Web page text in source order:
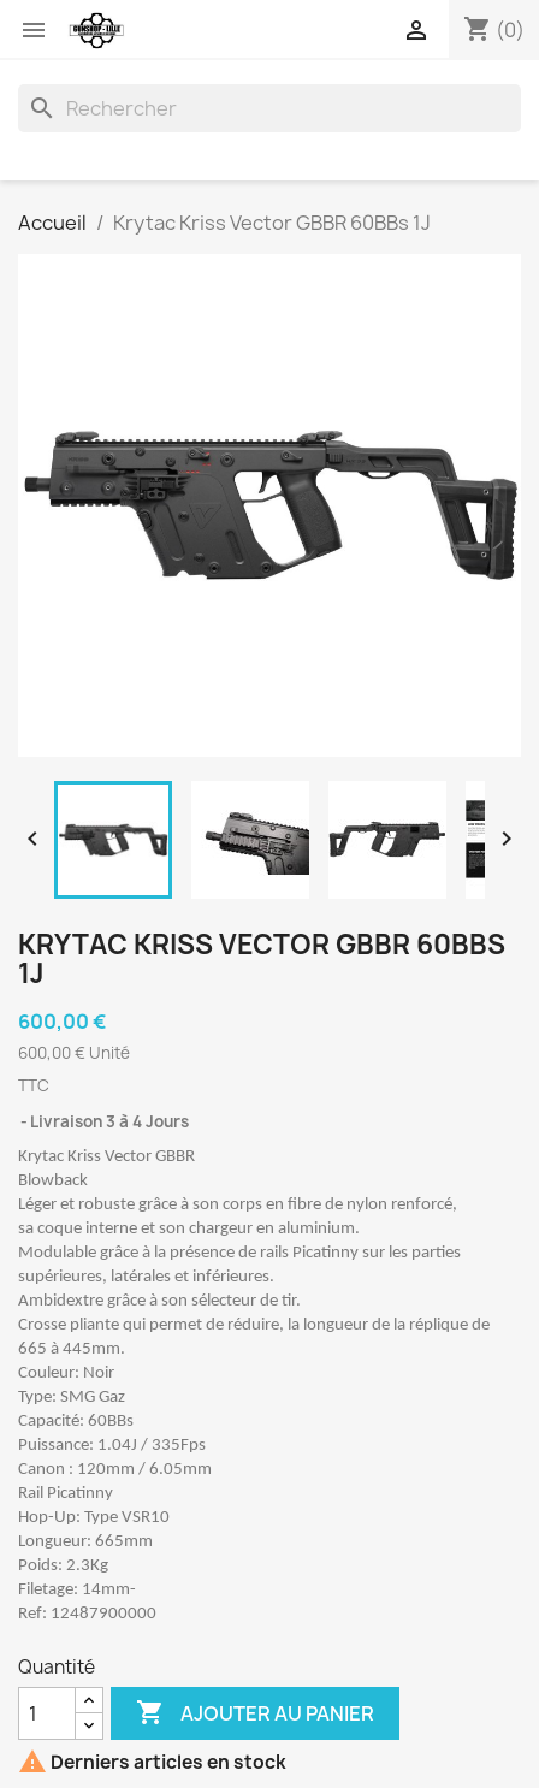
 shopping_cart (0)

search
Accueil Krytac Kriss Vector GBBR 60BBs 1J
 
KRYTAC KRISS VECTOR GBBR 60BBS
1J
600,00 €
600,00 € Unité
TTC
Livraison 3 à 4 Jours
Krytac Kriss Vector GBBR
Blowback
Léger et robuste grâce à son corps en fibre de nylon renforcé,
sa coque interne et son chargeur en aluminium.
Modulable grâce à la présence de rails Picatinny sur les parties
supérieures, latérales et inférieures.
Ambidextre grâce à son sélecteur de tir.
Crosse pliante qui permet de réduire, la longueur de la réplique de
665 à 445mm.
Couleur: Noir
Type: SMG Gaz
Capacité: 60BBs
Puissance: 1.04J / 335Fps
Canon : 120mm / 6.05mm
Rail Picatinny
Hop-Up: Type VSR10
Longueur: 665mm
Poids: 2.3Kg
Filetage: 14mm-
Ref: 12487900000
Quantité
 AJOUTER AU PANIER
 Derniers articles en stock